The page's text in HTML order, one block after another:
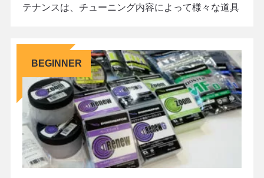
テナンスは、チューニング内容によって様々な道具
業行程も簡素化されてきていますが、ブラシはずっ
と変わらず不可欠で、作業効率と仕上がりを左右す
る「要」のアイテムであると僕は考えています。 こ
れまで様々なメーカーのブラシを使ってきた中で、
圧倒的な
BEGINNER